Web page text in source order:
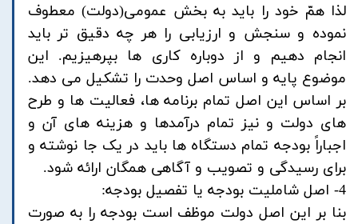
لذا همّ خود را باید به بخش عمومی(دولت) معطوف
نموده و سنجش و ارزیابی را هر چه دقیق تر باید
انجام دهیم و از دوباره کاری ها بپرهیزیم. این
موضوع پایه و اساس اصل وحدت را تشکیل می دهد.
بر اساس این اصل تمام برنامه ها، فعالیت ها و طرح
های دولت و نیز تمام درآمدها و هزینه های آن و
اجباراً بودجه تمام دستگاه ها باید در یک جا نوشته و
برای رسیدگی و تصویب و آگاهی همگان ارائه شود.
4- اصل شاملیت بودجه یا تفصیل بودجه:
بنا بر این اصل دولت موظف است بودجه را به صورت